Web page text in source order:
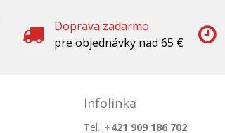
Doprava zadarmo
pre objednávky nad 65 €
Infolinka
Tel.: +421 909 186 702